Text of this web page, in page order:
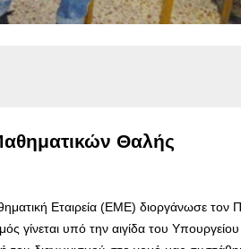
Θαλής
Εταιρεία (ΕΜΕ) διοργάνωσε τον
γίνεται υπό την αιγίδα του Υπουργείου